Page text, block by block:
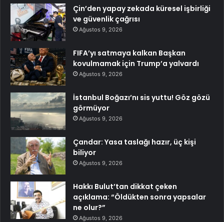
Çin’den yapay zekada küresel işbirliği
ve güvenlik çağrısı
Ağustos 9, 2026
FIFA’yı satmaya kalkan Başkan
kovulmamak için Trump’a yalvardı
Ağustos 9, 2026
İstanbul Boğazı’nı sis yuttu! Göz gözü
görmüyor
Ağustos 9, 2026
Çandar: Yasa taslağı hazır, üç kişi
biliyor
Ağustos 9, 2026
Hakkı Bulut’tan dikkat çeken
açıklama: “Öldükten sonra yapsalar
ne olur?”
Ağustos 9, 2026